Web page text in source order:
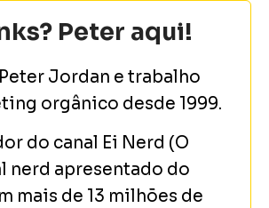
Peter aqui!
Jordan e trabalho
orgânico desde 1999.
do canal Ei Nerd (O
nerd apresentado do
mais de 13 milhões de